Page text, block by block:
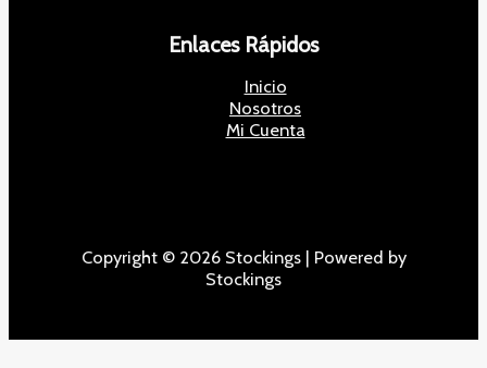
Enlaces Rápidos
Inicio
Nosotros
Mi Cuenta
Copyright © 2026 Stockings | Powered by
Stockings